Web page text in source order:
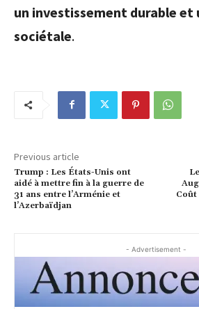
un investissement durable et
sociétale.
Previous article
Trump : Les États-Unis ont
aidé à mettre fin à la guerre de
31 ans entre l’Arménie et
l’Azerbaïdjan
Coût
- Advertisement -